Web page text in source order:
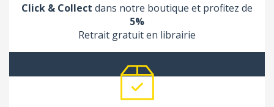
Click & Collect dans notre boutique et profitez de
5%
Retrait gratuit en librairie